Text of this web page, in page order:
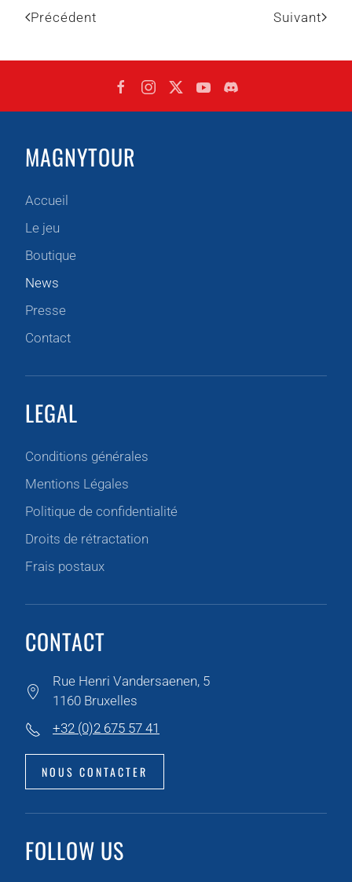
Précédent Suivant
MAGNYTOUR
Accueil
Le jeu
Boutique
News
Presse
Contact
LEGAL
Conditions générales
Mentions Légales
Politique de confidentialité
Droits de rétractation
Frais postaux
CONTACT
Rue Henri Vandersaenen, 5
1160 Bruxelles
+32 (0)2 675 57 41
NOUS CONTACTER
FOLLOW US